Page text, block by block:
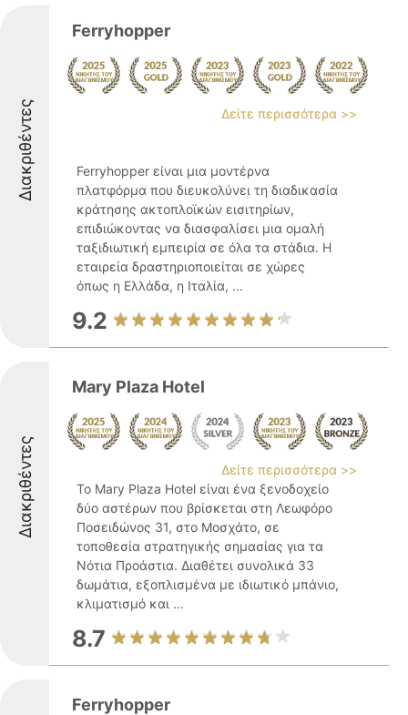
Διακριθέντες
Ferryhopper
Δείτε περισσότερα >>
Ferryhopper είναι μια μοντέρνα
πλατφόρμα που διευκολύνει τη διαδικασία
κράτησης ακτοπλοϊκών εισιτηρίων,
επιδιώκοντας να διασφαλίσει μια ομαλή
ταξιδιωτική εμπειρία σε όλα τα στάδια. Η
εταιρεία δραστηριοποιείται σε χώρες
όπως η Ελλάδα, η Ιταλία, ...
9.2
Διακριθέντες
Mary Plaza Hotel
Δείτε περισσότερα >>
Το Mary Plaza Hotel είναι ένα ξενοδοχείο
δύο αστέρων που βρίσκεται στη Λεωφόρο
Ποσειδώνος 31, στο Μοσχάτο, σε
τοποθεσία στρατηγικής σημασίας για τα
Νότια Προάστια. Διαθέτει συνολικά 33
δωμάτια, εξοπλισμένα με ιδιωτικό μπάνιο,
κλιματισμό και ...
8.7
Ferryhopper